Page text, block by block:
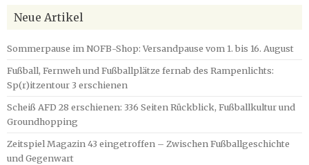
Neue Artikel
Sommerpause im NOFB-Shop: Versandpause vom 1. bis 16. August
Fußball, Fernweh und Fußballplätze fernab des Rampenlichts:
Sp(r)itzentour 3 erschienen
Scheiß AFD 28 erschienen: 336 Seiten Rückblick, Fußballkultur und
Groundhopping
Zeitspiel Magazin 43 eingetroffen – Zwischen Fußballgeschichte
und Gegenwart